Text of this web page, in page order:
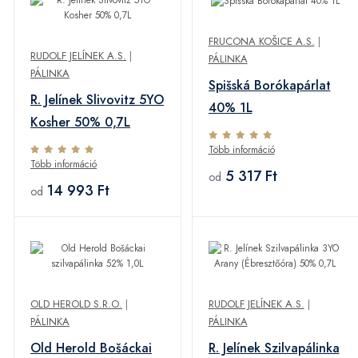
RUDOLF JELÍNEK A.S. |
PÁLINKA
R. Jelínek Slivovitz 5YO
Kosher 50% 0,7L
Több információ
od 14 993 Ft
FRUCONA KOŠICE A.S. |
PÁLINKA
Spišská Borókapárlat
40% 1L
Több információ
od 5 317 Ft
OLD HEROLD S.R.O. |
PÁLINKA
Old Herold Bošáckai
RUDOLF JELÍNEK A.S. |
PÁLINKA
R. Jelínek Szilvapálinka